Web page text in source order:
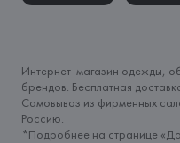
Интернет-магазин одежды,
брендов. Бесплатная
Самовывоз из фирменных
Россию.
*Подробнее на странице «